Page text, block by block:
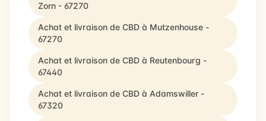
Zorn - 67270
Achat et livraison de CBD à Mutzenhouse -
67270
Achat et livraison de CBD à Reutenbourg -
67440
Achat et livraison de CBD à Adamswiller -
67320